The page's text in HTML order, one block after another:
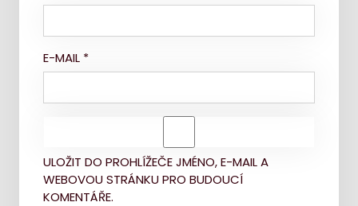
E-MAIL *
ULOŽIT DO PROHLÍŽEČE JMÉNO, E-MAIL A
WEBOVOU STRÁNKU PRO BUDOUCÍ
KOMENTÁŘE.